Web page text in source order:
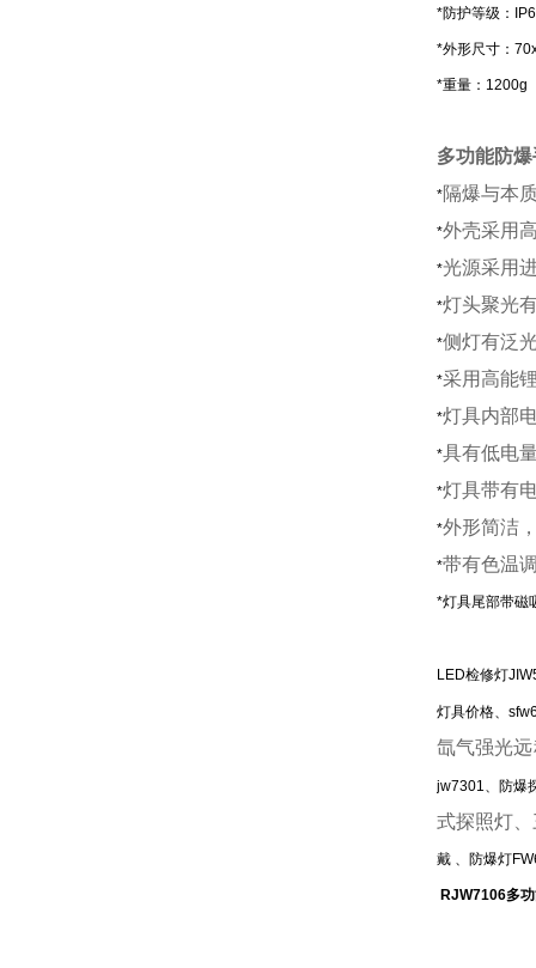
*防护等级：
*外形尺寸：
*重量：1200g
多功能防
*隔爆与本
*外壳采用
*光源采用
*灯头聚光
*侧灯有泛
*采用高能
*灯具内部
*具有低电
*灯具带有
*外形简洁
*带有色温
*灯具尾部带磁
LED检修灯
灯具价格、
氙气强光
jw7301、防爆
式探照灯
戴 、防爆灯
RJW7106多